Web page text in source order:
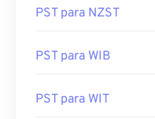
PST para NZST
PST para WIB
PST para WIT